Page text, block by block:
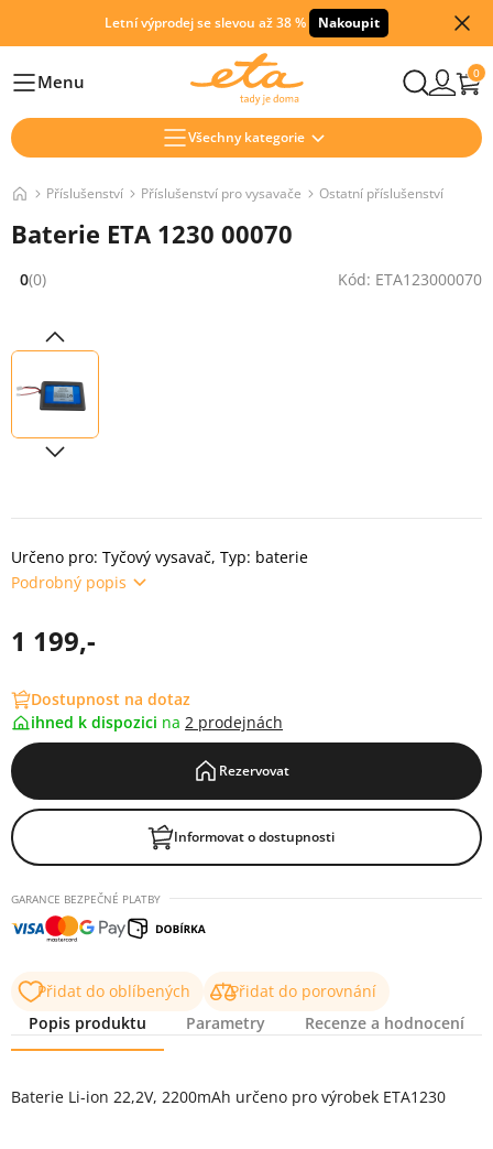
Letní výprodej se slevou až 38 % Nakoupit
HlavníMenu 0
Všechny kategorie
Příslušenství Příslušenství pro vysavače Ostatní příslušenství
Baterie ETA 1230 00070
Hodnocení: 0 z 5 (0 recenzí)
0(0) Kód: ETA123000070
Určeno pro: Tyčový vysavač, Typ: baterie
Podrobný popis
1 199,-
Dostupnost na dotaz
ihned k dispozici na 2 prodejnách
Rezervovat
Informovat o dostupnosti
GARANCE BEZPEČNÉ PLATBY
Přidat do oblíbených
Přidat do porovnání
Popis produktu
Parametry Recenze a hodnocení
Baterie Li-ion 22,2V, 2200mAh určeno pro výrobek ETA1230